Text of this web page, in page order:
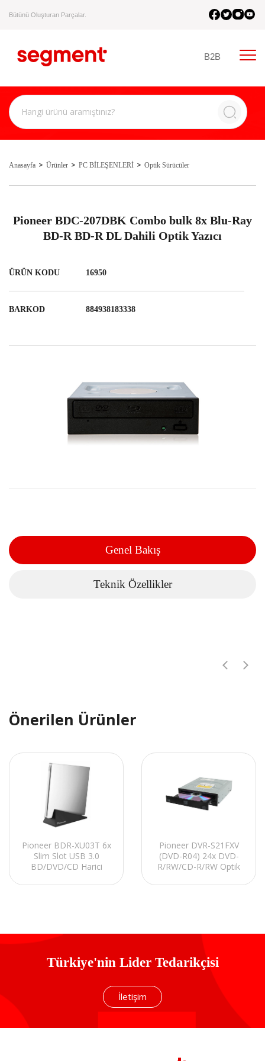
Bütünü Oluşturan Parçalar.
B2B
Anasayfa Ürünler PC BİLEŞENLERİ Optik Sürücüler
Pioneer BDC-207DBK Combo bulk 8x Blu-Ray
BD-R BD-R DL Dahili Optik Yazıcı
ÜRÜN KODU 16950
BARKOD 884938183338
Genel Bakış
Teknik Özellikler
Önerilen Ürünler
Pioneer BDR-XU03T 6x
Slim Slot USB 3.0
BD/DVD/CD Harici
Pioneer DVR-S21FXV
(DVD-R04) 24x DVD-
R/RW/CD-R/RW Optik
Türkiye'nin Lider Tedarikçisi
İletişim